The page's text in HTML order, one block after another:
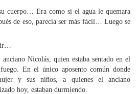
cuerpo… Era como si el agua le quemara
de eso, parecía ser más fácil… Luego se
Nicolás, quien estaba sentado en el
En el único aposento común donde
y sus niños, a quienes el anciano
hoy, estaban durmiendo.